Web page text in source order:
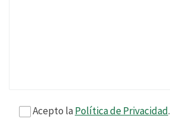
Acepto laPolítica de Privacidad.